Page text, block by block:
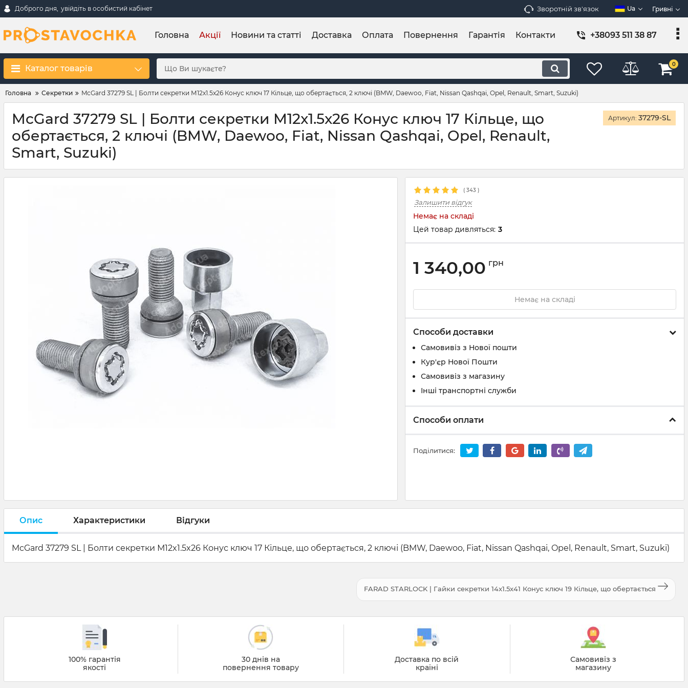
Доброго дня, увійдіть в особистий кабінет Зворотній зв'язок Ua Гривні
Головна Акції Новини та статті Доставка Оплата Повернення Гарантія Контакти +38093 511 38 87
Каталог товарів 0
Головна Секретки McGard 37279 SL | Болти секретки М12x1.5x26 Конус ключ 17 Кільце, що обертається, 2 ключі (BMW, Daewoo, Fiat, Nissan Qashqai, Opel, Renault, Smart, Suzuki)
McGard 37279 SL | Болти секретки М12x1.5x26 Конус ключ 17 Кільце, що
обертається, 2 ключі (BMW, Daewoo, Fiat, Nissan Qashqai, Opel, Renault,
Smart, Suzuki)
Артикул: 37279-SL
( 343 )
Залишити відгук
Немає на складі
Цей товар дивляться: 3
1 340,00 грн
Немає на складі
Способи доставки
Самовивіз з Нової пошти
Кур'єр Нової Пошти
Самовивіз з магазину
Інші транспортні служби
Способи оплати
Поділитися:
Опис Характеристики Відгуки
McGard 37279 SL | Болти секретки М12x1.5x26 Конус ключ 17 Кільце, що обертається, 2 ключі (BMW, Daewoo, Fiat, Nissan Qashqai, Opel, Renault, Smart, Suzuki)
FARAD STARLOCK | Гайки секретки 14x1.5x41 Конус ключ 19 Кільце, що обертається
100% гарантія
якості
30 днів на
повернення товару
Доставка по всій
країні
Самовивіз з
магазину